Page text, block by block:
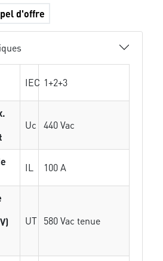
d'offre
IEC 1+2+3
Uc 440 Vac
IL 100 A
UT 580 Vac tenue